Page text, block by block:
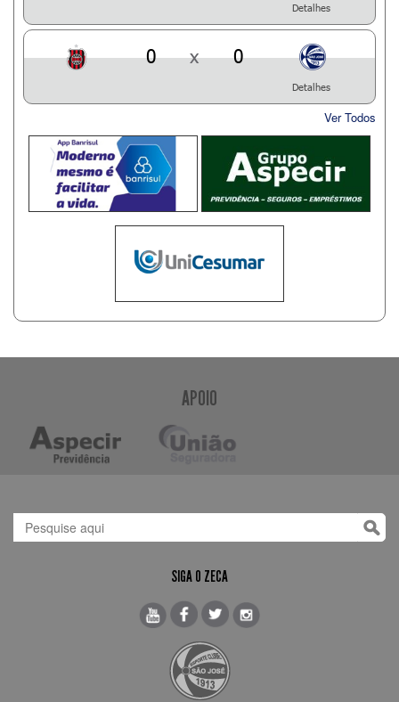
Detalhes
0 x 0
Detalhes
Ver Todos
APOIO
SIGA O ZECA